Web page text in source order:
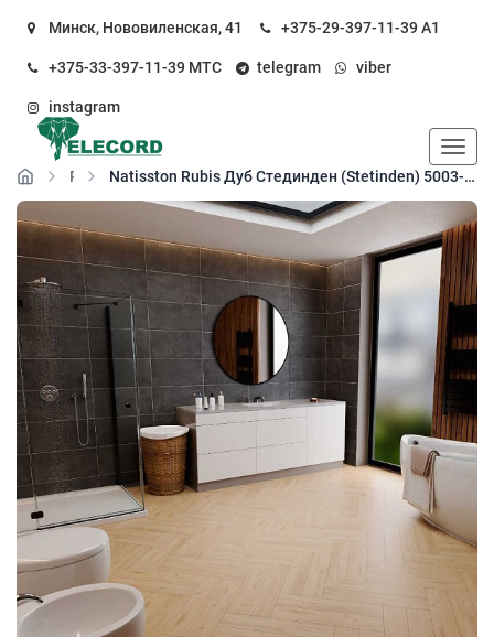
Минск, Нововиленская, 41 +375-29-397-11-39А1
+375-33-397-11-39 МТС telegram viber
instagram
Rubis
Natisston Rubis Дуб Стединден (Stetinden) 5003-05 кварц-виниловый пол замковый (SPC floor)